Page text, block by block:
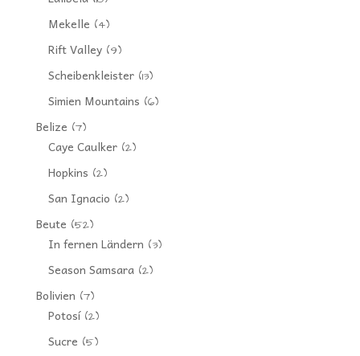
Mekelle (4)
Rift Valley(9)
Scheibenkleister(13)
Simien Mountains (6)
Belize (7)
Caye Caulker(2)
Hopkins (2)
San Ignacio (2)
Beute (52)
In fernen Ländern (3)
Season Samsara(2)
Bolivien (7)
Potosí(2)
Sucre (5)